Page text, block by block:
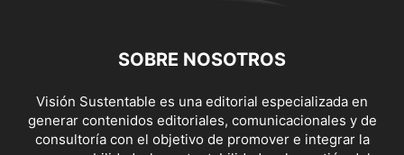
SOBRE NOSOTROS
Visión Sustentable es una editorial especializada en
generar contenidos editoriales, comunicacionales y de
consultoría con el objetivo de promover e integrar la